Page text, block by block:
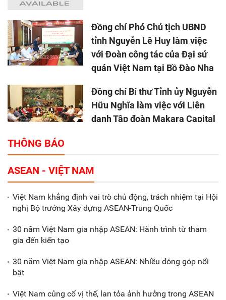
Đồng chí Phó Chủ tịch UBND
tỉnh Nguyễn Lê Huy làm việc
với Đoàn công tác của Đại sứ
quán Việt Nam tại Bồ Đào Nha
Đồng chí Bí thư Tỉnh ủy Nguyễn
Hữu Nghĩa làm việc với Liên
danh Tập đoàn Makara Capital
Tổng thu ngân sách nhà nước 9
tháng đầu năm 2025 đạt trên
70.600 tỷ đồng
Xã Nam Đông Hưng: Gặp mặt,
biểu dương các doanh nghiệp,
Gắn sản xuất với phát triển văn
THÔNG BÁO
ASEAN - VIỆT NAM
Việt Nam khẳng định vai trò chủ động, trách nhiệm tại Hội
nghị Bộ trưởng Xây dựng ASEAN-Trung Quốc
30 năm Việt Nam gia nhập ASEAN: Hành trình từ tham
gia đến kiến tạo
30 năm Việt Nam gia nhập ASEAN: Nhiều đóng góp nổi
bật
Việt Nam củng cố vị thế, lan tỏa ảnh hưởng trong ASEAN